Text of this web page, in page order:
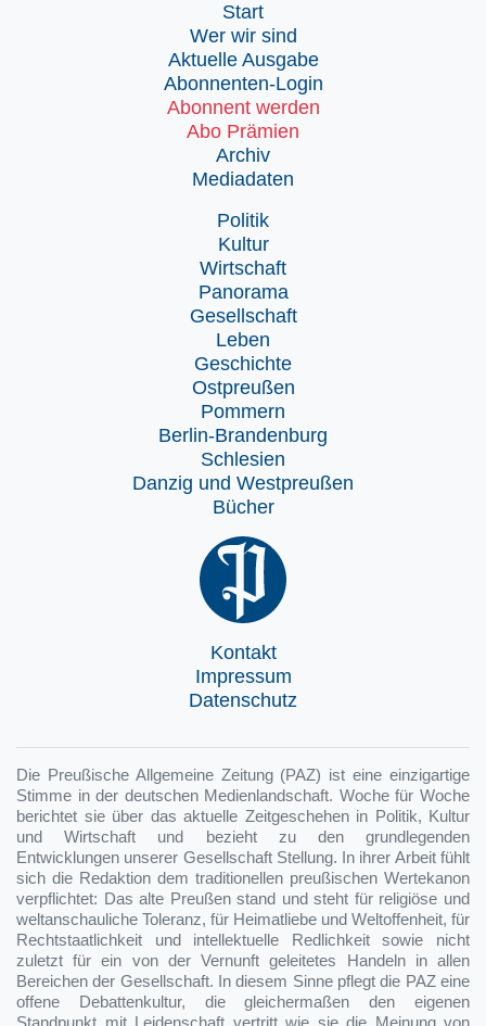
Start
Wer wir sind
Aktuelle Ausgabe
Abonnenten-Login
Abonnent werden
Abo Prämien
Archiv
Mediadaten
Politik
Kultur
Wirtschaft
Panorama
Gesellschaft
Leben
Geschichte
Ostpreußen
Pommern
Berlin-Brandenburg
Schlesien
Danzig und Westpreußen
Bücher
Kontakt
Impressum
Datenschutz
Die Preußische Allgemeine Zeitung (PAZ) ist eine einzigartige
Stimme in der deutschen Medienlandschaft. Woche für Woche
berichtet sie über das aktuelle Zeitgeschehen in Politik, Kultur
und Wirtschaft und bezieht zu den grundlegenden
Entwicklungen unserer Gesellschaft Stellung. In ihrer Arbeit fühlt
sich die Redaktion dem traditionellen preußischen Wertekanon
verpflichtet: Das alte Preußen stand und steht für religiöse und
weltanschauliche Toleranz, für Heimatliebe und Weltoffenheit, für
Rechtstaatlichkeit und intellektuelle Redlichkeit sowie nicht
zuletzt für ein von der Vernunft geleitetes Handeln in allen
Bereichen der Gesellschaft. In diesem Sinne pflegt die PAZ eine
offene Debattenkultur, die gleichermaßen den eigenen